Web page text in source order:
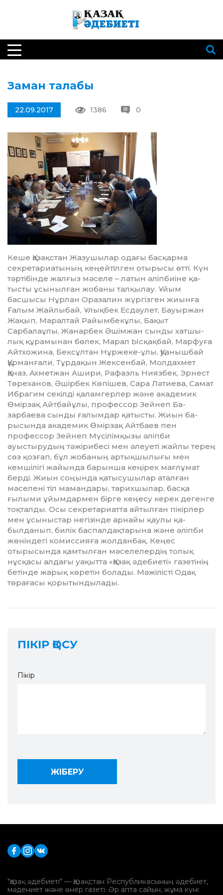
Заман талабы
22.09.2017 1386 0
Кеше Қазақстан Жазушылар одағы бас­қарма
секретариатының кеңей­тілген отырысы өтті. Күн
тәртібінде жалғыз мәселе – латын әліп­биіне қа­
тысты ұсынылған жобаны тал­қылау. Ұйым
басшысы Нұрлан Оразалин жүргізген жиынға
Ғалым Жайлыбай, Ұлықбек Ес­дәулет, Бауыржан
Жақып, Маралтай Райым­бекұлы, Бақыт
Сарбалаұлы, Жанарбек Әшімжан сынды хат­шы­
лық құрамынан бөлек, Марал Ыс­қақ­бай, Марфуға
Айтхожина, Бек­сұлтан Нұржеке-ұлы, Қуанышбай
Құрманғали, Тұр­дақын Жек­сенбай, Молдахмет
Қаназ, Ахметжан Ашири, Ра­фаэль Ниязбек, Эрнест
Тө­ре­ханов, Әшірбек Көпішев, Сара Ләтиева, Самат
Ибрагим секілді қаламгерлер және ака­демик
Өмірзақ Айтбайұлы, про­фессор Зейнеп Ба­
зарбаева сынды ғалым­дар қатысты. Жиын ба­
рысында академик Өмір­зақ Айтбаев пен
профессор Зейнеп Мү­сілім­қызы әліпби
ауыстырудың тә­жірибесі мен әлеуеті жайлы терең
сөз қозғап, бұл жо­баның артық­шылығы мен
кемшілігі жайында ба­р­ынша кеңірек мағлұмат
берді. Жиын соңында қатысушылар атал­ған
мәселені тіл ма­мандары, та­рих­шылар, басқа
ғылыми ұйым­дармен бірге кеңесу керек дегенге
тоқ­талды. Осы секретариатта айтылған пікірлер
мен ұсыныстар негізінде арнайы қаулы қа­
былданып, билік баспал­дақтарына және әліпби
жөніндегі комиссияға жолданбақ. Кеңес
отырысында қам­тылған мәселелердің толық
нұсқасы алдағы уақытта «Қа­зақ әдебиеті» га­зе­тінің
бетінде жарық көретін бола­ды. Мәжілісті Одақ
төрағасы қорытын­дылады.
ПІКІР ҚОСУ
Пікір
"Қазақ әдебиеті" — Қазақстан Республикасының әдебиет,
мәдениет және өнер газеті. Әр апта сайын, жұма күні